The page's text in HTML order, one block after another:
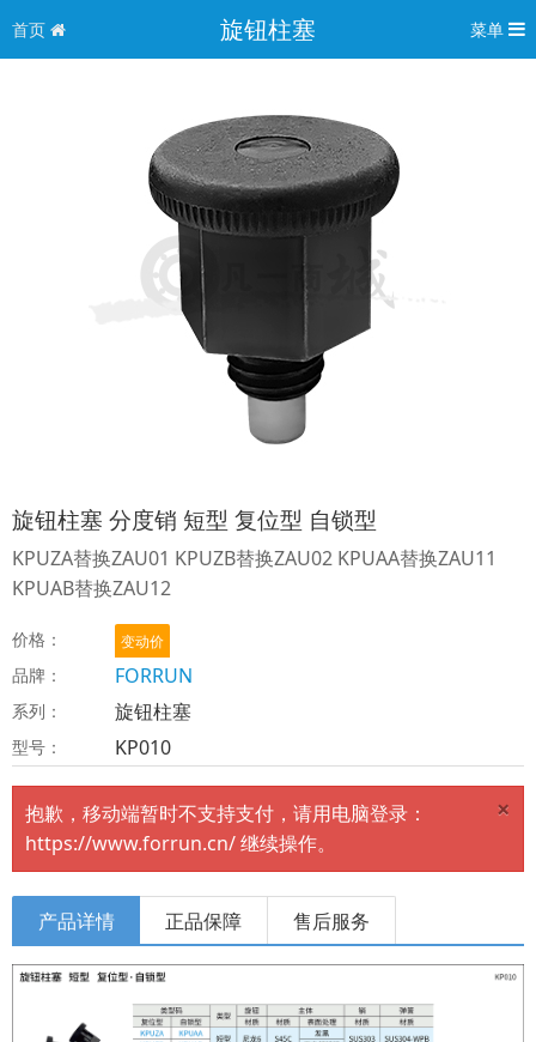
首页 旋钮柱塞 菜单
旋钮柱塞 分度销 短型 复位型 自锁型
KPUZA替换ZAU01 KPUZB替换ZAU02 KPUAA替换ZAU11
KPUAB替换ZAU12
价格： 变动价
品牌： FORRUN
系列： 旋钮柱塞
型号： KP010
×
抱歉，移动端暂时不支持支付，请用电脑登录：
https://www.forrun.cn/ 继续操作。
产品详情 正品保障 售后服务